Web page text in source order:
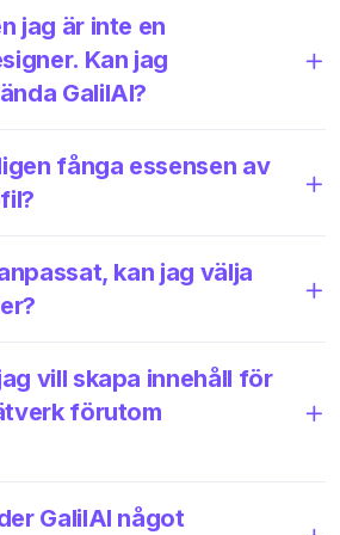
jag är inte en
Kan jag
GalilAI?
fånga essensen av
kan jag välja
vill skapa innehåll för
förutom
GalilAI något